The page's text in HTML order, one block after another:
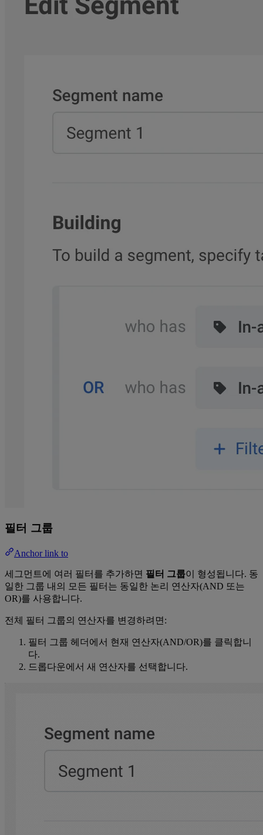
필터 그룹
Anchor link to
세그먼트에 여러 필터를 추가하면 필터 그룹이 형성됩니다. 동
일한 그룹 내의 모든 필터는 동일한 논리 연산자(AND 또는
OR)를 사용합니다.
전체 필터 그룹의 연산자를 변경하려면:
필터 그룹 헤더에서 현재 연산자(AND/OR)를 클릭합니
다.
드롭다운에서 새 연산자를 선택합니다.